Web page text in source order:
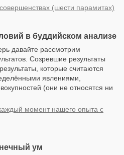
(шести парамитах)
в буддийском анализе
давайте рассмотрим
Созревшие результаты
которые считаются
явлениями,
(они не относятся ни
момент нашего опыта с
ум